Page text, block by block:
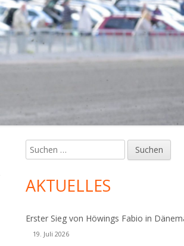
Haupt-
Seitenleiste
Suchen
nach:
AKTUELLES
Erster Sieg von Höwings Fabio in
19. Juli 2026